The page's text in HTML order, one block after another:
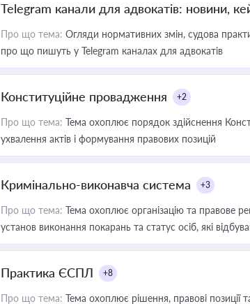
Telegram канали для адвокатів: новини,
Про що тема: Огляди нормативних змін, судова
про що пишуть у Telegram каналах для адвокатів
Конституційне провадження +2
Про що тема: Тема охоплює порядок здійснення
ухвалення актів і формування правових позицій
Кримінально-виконавча система +3
Про що тема: Тема охоплює організацію та правове
установ виконання покарань та статус осіб, які
Практика ЄСПЛ +8
Про що тема: Тема охоплює рішення, правові